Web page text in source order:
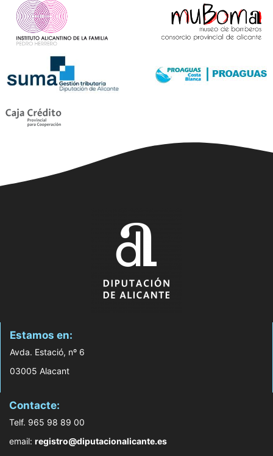
Estamos en:
Avda. Estació, nº 6
03005 Alacant
Contacte:
Telf. 965 98 89 00
email: registro@diputacionalicante.es